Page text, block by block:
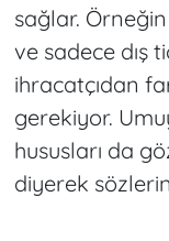
sağlar.
ve sadece dış
ihracatçıdan
gerekiyor.
hususları da
diyerek